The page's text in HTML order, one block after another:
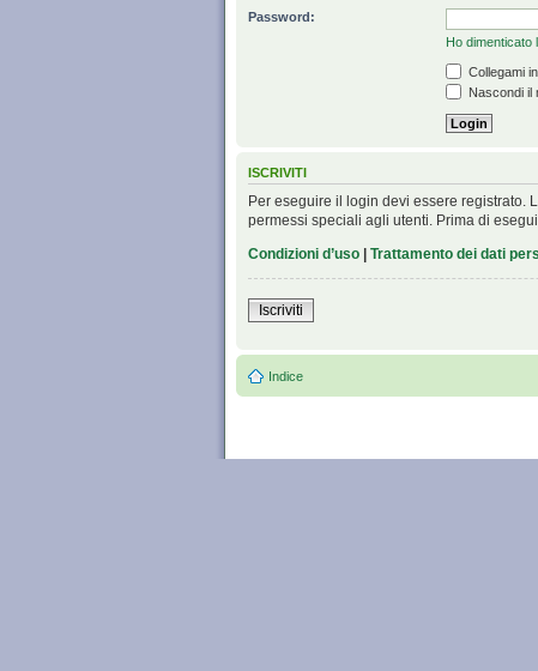
Password:
Ho dimenticato
Collegami
Nascondi il
ISCRIVITI
Per eseguire il login devi essere registrato.
permessi speciali agli utenti. Prima di
Condizioni d’uso | Trattamento dei dati
Iscriviti
Indice